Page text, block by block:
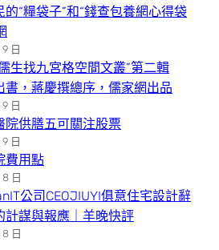
的“糧袋子”和“錢查包養網心得袋
日
儒生找九宮格空間文叢”第二輯
書，蔣慶撰總序，儒家網出品
日
院供膳五可關注股票
日
費用點
日
公司CEOJIUYI俱意住宅設計辭
計謀與報應｜羊晚快評
日